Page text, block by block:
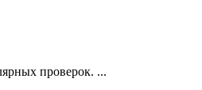
проверок. ...